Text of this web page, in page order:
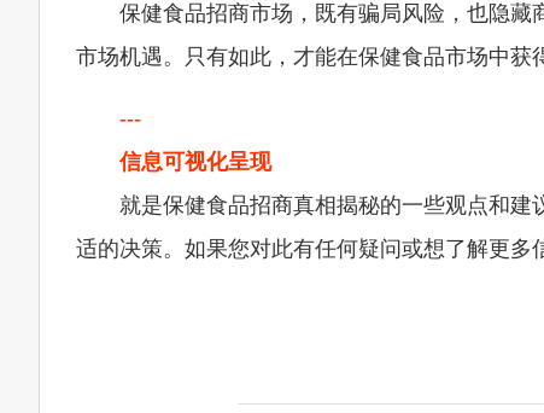
保健食品招商市场，既有骗局风险，也隐
市场机遇。只有如此，才能在保健食品市场中获
---
信息可视化呈现
就是保健食品招商真相揭秘的一些观点和
适的决策。如果您对此有任何疑问或想了解更多